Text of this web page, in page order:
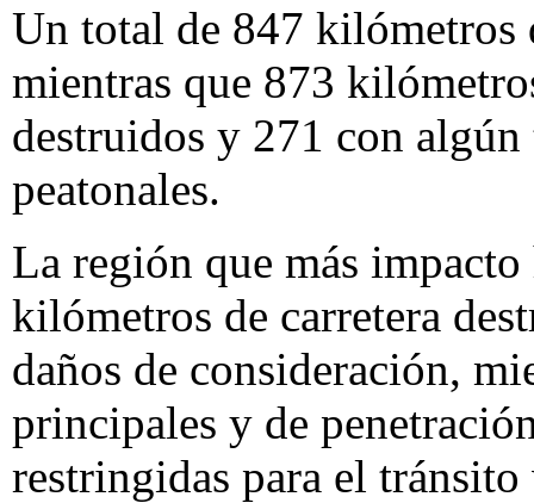
Un total de 847 kilómetros
mientras que 873
destruidos y 271 con
peatonales.
La región que más
kilómetros de carretera
daños de consideración,
principales y de
restringidas para el